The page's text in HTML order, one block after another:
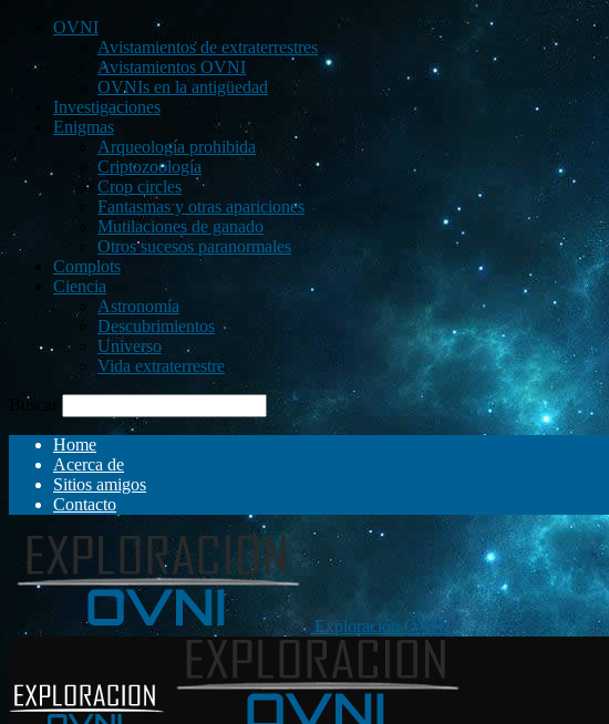
OVNI
Avistamientos de extraterrestres
Avistamientos OVNI
OVNIs en la antigüedad
Investigaciones
Enigmas
Arqueología prohibida
Criptozoología
Crop circles
Fantasmas y otras apariciones
Mutilaciones de ganado
Otros sucesos paranormales
Complots
Ciencia
Astronomía
Descubrimientos
Universo
Vida extraterrestre
Buscar
Home
Acerca de
Sitios amigos
Contacto
Exploración OVNI